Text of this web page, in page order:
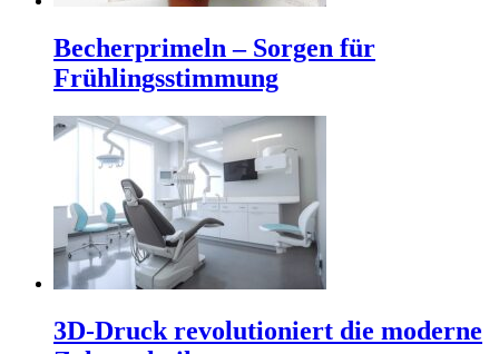
Becherprimeln – Sorgen für
Frühlingsstimmung
3D-Druck revolutioniert die moderne